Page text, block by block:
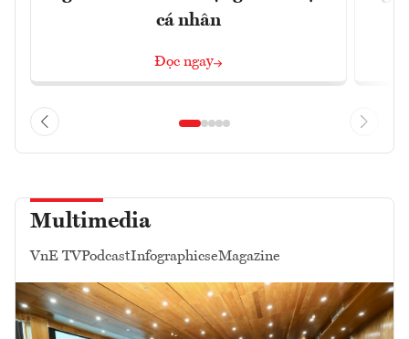
cá nhân
Đọc ngay
Multimedia
VnE TVPodcastInfographicseMagazine